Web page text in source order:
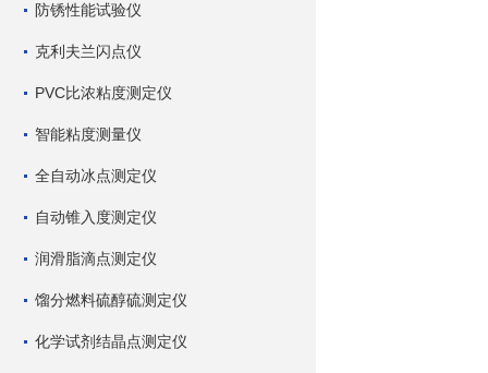
防锈性能试验仪
克利夫兰闪点仪
PVC比浓粘度测定仪
智能粘度测量仪
全自动冰点测定仪
自动锥入度测定仪
润滑脂滴点测定仪
馏分燃料硫醇硫测定仪
化学试剂结晶点测定仪